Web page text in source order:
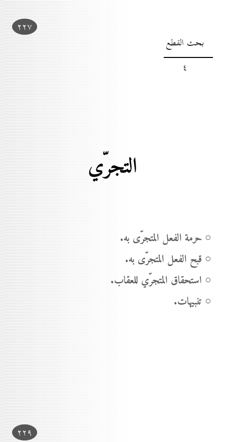
۲۲۷
بحث القطع
٤
التجرّي
○ حرمة الفعل المتجرّى به.
○ قبح الفعل المتجرّى به.
○ استحقاق المتجرّي للعقاب.
○ تنبيهات.
۲۲۹